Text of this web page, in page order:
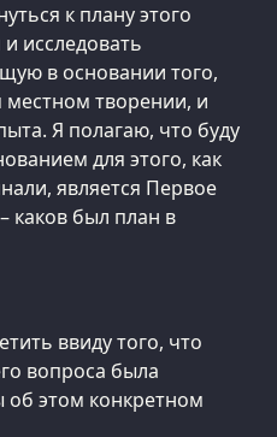
к плану этого
исследовать
в основании того,
местном творении, и
Я полагаю, что буду
для этого, как
является Первое
каков был план в
ввиду того, что
вопроса была
этом конкретном